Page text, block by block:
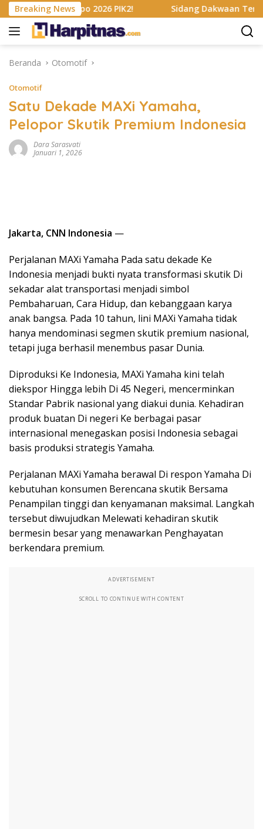
Langsung
ke
konten
Breaking News
Expo 2026 PIK2! Sidang Dakwaan Terbaru Ahli
Beranda Otomotif
Otomotif
Satu Dekade MAXi Yamaha,
Pelopor Skutik Premium Indonesia
Dara Sarasvati
Januari 1, 2026
Jakarta, CNN Indonesia —
Perjalanan MAXi Yamaha Pada satu dekade Ke
Indonesia menjadi bukti nyata transformasi skutik Di
sekadar alat transportasi menjadi simbol
Pembaharuan, Cara Hidup, dan kebanggaan karya
anak bangsa. Pada 10 tahun, lini MAXi Yamaha tidak
hanya mendominasi segmen skutik premium nasional,
tetapi juga berhasil menembus pasar Dunia.
Diproduksi Ke Indonesia, MAXi Yamaha kini telah
diekspor Hingga lebih Di 45 Negeri, mencerminkan
Standar Pabrik nasional yang diakui dunia. Kehadiran
produk buatan Di negeri Ke berbagai pasar
internasional menegaskan posisi Indonesia sebagai
basis produksi strategis Yamaha.
Perjalanan MAXi Yamaha berawal Di respon Yamaha Di
kebutuhan konsumen Berencana skutik Bersama
Penampilan tinggi dan kenyamanan maksimal. Langkah
tersebut diwujudkan Melewati kehadiran skutik
bermesin besar yang menawarkan Penghayatan
berkendara premium.
ADVERTISEMENT
SCROLL TO CONTINUE WITH CONTENT